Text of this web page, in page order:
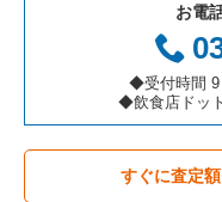
お弁当・惣菜・デリの
カラオケ・パブ・スナ
バーの居抜き売却物件の
居酒屋・ダイニングバ
三重県の飲食店の居抜
足立区の飲食店の居抜
板橋区の飲食店の居抜
台東区の飲食店の居抜
練馬区の飲食店の居抜
東京23区のアジア料理
東京23区のカフェの居
東京23区のテイクアウ
東京23区のお弁当・惣
中央区の鉄板焼き・お
中央区のアジア料理の
中央区のカフェの居抜
中央区のお弁当・惣菜
お電
◆受付時間 9
◆飲食店ドッ
すぐに査定